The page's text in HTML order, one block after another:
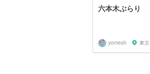
六本木ぶらり
yomesh 東京